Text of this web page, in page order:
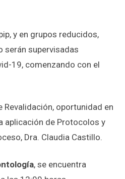
y en grupos reducidos,
serán supervisadas
19, comenzando con el
oportunidad en
aplicación de Protocolos y
Dra. Claudia Castillo.
, se encuentra